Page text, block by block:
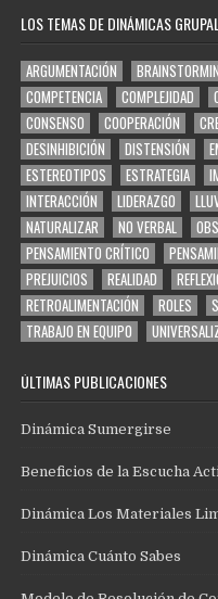
LOS TEMAS DE DINÁMICAS
ARGUMENTACIÓN
COMPETENCIA
COMPLEJIDAD
CONSENSO
COOPERACIÓN
DESINHIBICIÓN
DISTENSIÓN
ESTEREOTIPOS
ESTRATEGIA
INTERACCIÓN
LIDERAZGO
NATURALIZAR
NO VERBAL
PENSAMIENTO CRÍTICO
PREJUICIOS
REALIDAD
RETROALIMENTACIÓN
ROLES
TRABAJO EN EQUIPO
ÚLTIMAS PUBLICACIONES
Dinámica Sumergirse
Beneficios de la Escucha
Dinámica Los Materiales
Dinámica Cuánto Sabes